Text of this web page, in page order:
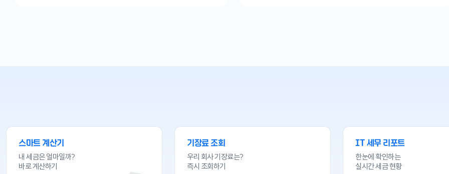
스마트 계산기
내 세금은 얼마일까?
바로 계산하기
기장료 조회
우리 회사 기장료는?
즉시 조회하기
IT 세무 리포트
한눈에 확인하는
실시간 세금 현황